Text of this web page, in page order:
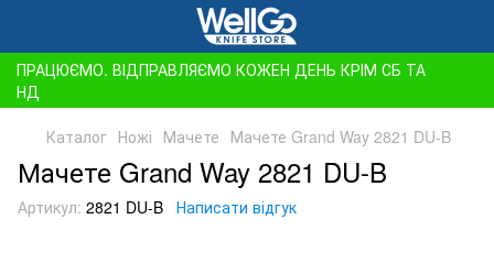
ПРАЦЮЄМО. ВІДПРАВЛЯЄМО КОЖЕН ДЕНЬ КРІМ СБ ТА
НД
Каталог Ножі Мачете Мачете Grand Way 2821 DU-B
Мачете Grand Way 2821 DU-B
Артикул: 2821 DU-B Написати відгук